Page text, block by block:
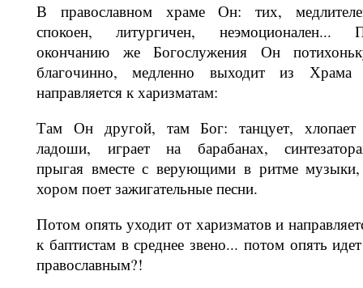
В православном храме Он: тих,
спокоен, литургичен, неэмоциона­лен...
окончанию же Богослужения Он
благочинно, медленно выходит из
направляется к харизматам:
Там Он другой, там Бог: танцует,
ладоши, играет на барабанах,
прыгая вместе с верующи­ми в ритме
хором поет за­жигательные песни.
Потом опять уходит от харизматов и
к баптистам в среднее звено... потом опять
православ­ным?!